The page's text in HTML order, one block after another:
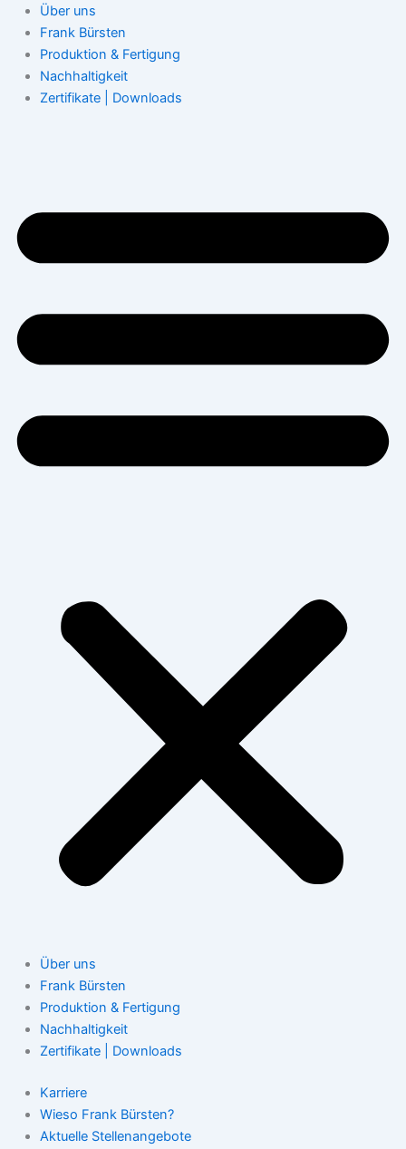
Über uns
Frank Bürsten
Produktion & Fertigung
Nachhaltigkeit
Zertifikate | Downloads
Über uns
Frank Bürsten
Produktion & Fertigung
Nachhaltigkeit
Zertifikate | Downloads
Karriere
Wieso Frank Bürsten?
Aktuelle Stellenangebote